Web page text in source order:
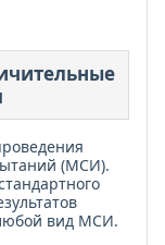
(МСИ).
вид МСИ.